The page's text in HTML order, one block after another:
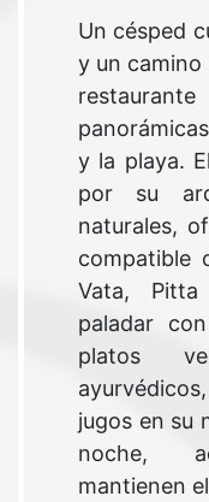
Un césped
y un camino
y la playa.
por su
naturales,
compatible
Vata,
paladar
platos
jugos en su
noche,
mantienen